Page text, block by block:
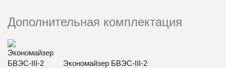
Дополнительная комплектация
Экономайзер БВЭС-III-2